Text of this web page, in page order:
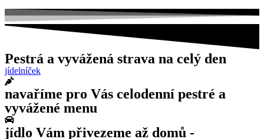
Pestrá a vyvážená strava na celý den
jídelníček
navaříme pro Vás celodenní pestré a
vyvážené menu
jídlo Vám přivezeme až domů -